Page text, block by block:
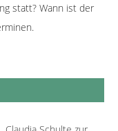
statt? Wann ist der